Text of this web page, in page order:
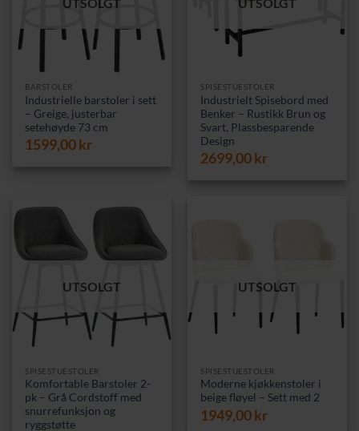
BARSTOLER
Industrielle barstoler i sett
– Greige, justerbar
setehøyde 73 cm
1599,00kr
SPISESTUESTOLER
Industrielt Spisebord med
Benker – Rustikk Brun og
Svart, Plassbesparende
Design
2699,00kr
UTSOLGT
SPISESTUESTOLER
Komfortable Barstoler 2-
pk – Grå Cordstoff med
snurrefunksjon og
ryggstøtte
UTSOLGT
SPISESTUESTOLER
Moderne kjøkkenstoler i
beige fløyel – Sett med 2
1949,00kr